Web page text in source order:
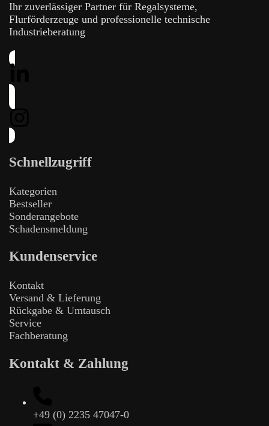
Ihr zuverlässiger Partner für Regalsysteme,
Flurförderzeuge und professionelle technische
Industrieberatung
Schnellzugriff
Kategorien
Bestseller
Sonderangebote
Schadensmeldung
Kundenservice
Kontakt
Versand & Lieferung
Rückgabe & Umtausch
Service
Fachberatung
Kontakt & Zahlung
+49 (0) 2235 47047-0